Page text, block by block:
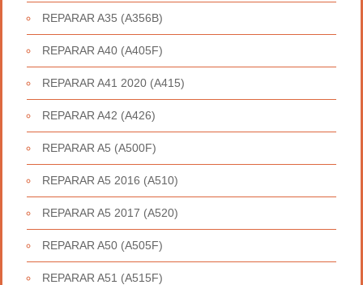
REPARAR A35 (A356B)
REPARAR A40 (A405F)
REPARAR A41 2020 (A415)
REPARAR A42 (A426)
REPARAR A5 (A500F)
REPARAR A5 2016 (A510)
REPARAR A5 2017 (A520)
REPARAR A50 (A505F)
REPARAR A51 (A515F)